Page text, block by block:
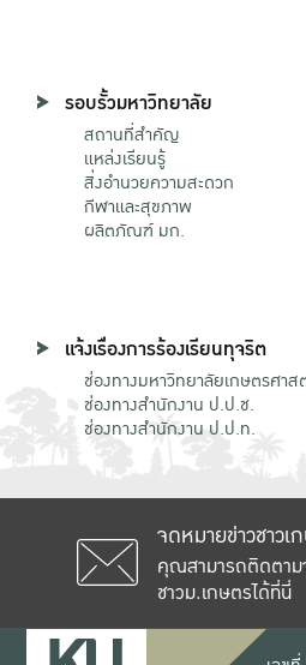
รอบรั้วมหาวิทยาลัย
สถานที่สำคัญ
แหล่งเรียนรู้
สิ่งอำนวยความสะดวก
กีฬาและสุขภาพ
ผลิตภัณฑ์ มก.
แจ้งเรื่องการร้องเรียนทุจริต
ช่องทางมหาวิทยาลัยเกษตรศาส
ช่องทางสำนักงาน ป.ป.ช.
ช่องทางสำนักงาน ป.ป.ท.
จดหมายข่าวชาวเ
คุณสามารถติดตาม
ชาวม.เกษตรได้ที่นี่